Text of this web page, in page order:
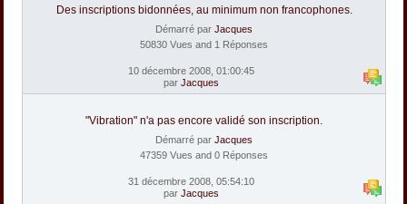
Des inscriptions bidonnées, au minimum non francophones.
Démarré par Jacques
50830 Vues and 1 Réponses
10 décembre 2008, 01:00:45
par Jacques
"Vibration" n'a pas encore validé son inscription.
Démarré par Jacques
47359 Vues and 0 Réponses
31 décembre 2008, 05:54:10
par Jacques